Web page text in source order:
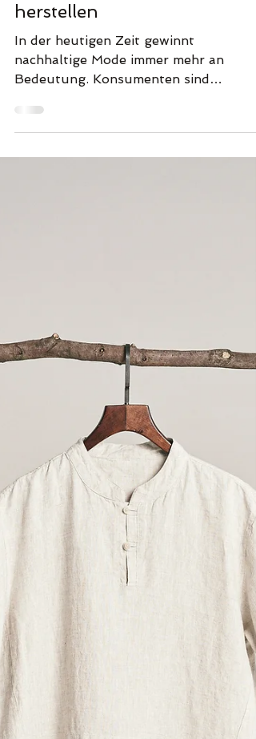
umweltfreundliche Kleidung
herstellen
In der heutigen Zeit gewinnt
nachhaltige Mode immer mehr an
Bedeutung. Konsumenten sind